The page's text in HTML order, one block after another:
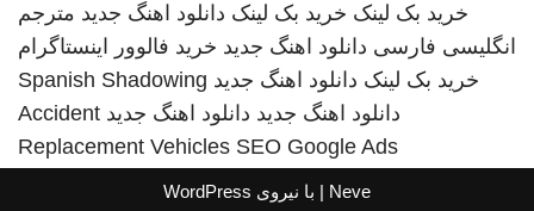
خرید بک لینک خرید بک لینک دانلود اهنگ جدید مترجم
انگلیسی فارسی دانلود اهنگ جدید خرید فالوور اینستاگرام
خرید بک لینک دانلود اهنگ جدید Spanish Shadowing
دانلود اهنگ جدید دانلود اهنگ جدید Accident
Replacement Vehicles SEO Google Ads
Neve | با نیروی WordPress